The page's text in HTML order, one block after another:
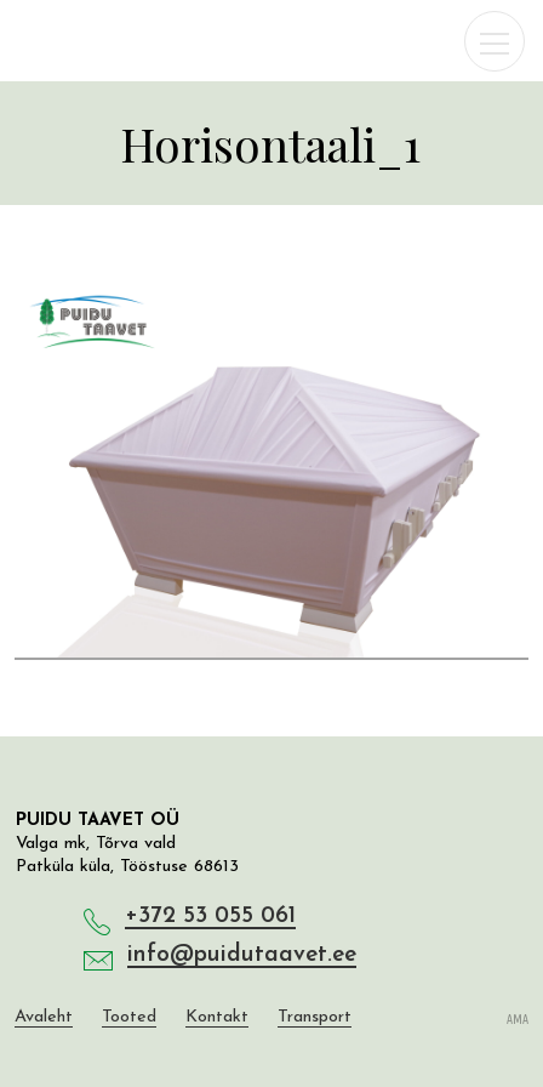
Horisontaali_1
PUIDU TAAVET OÜ
Valga mk, Tõrva vald
Patküla küla, Tööstuse 68613
+372 53 055 061
info@puidutaavet.ee
Avaleht Tooted Kontakt Transport AMA